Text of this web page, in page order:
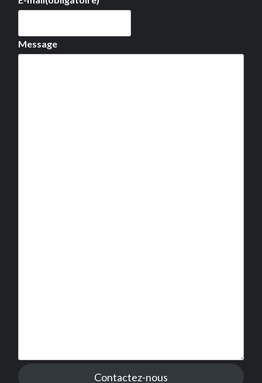
Message
Contactez-nous